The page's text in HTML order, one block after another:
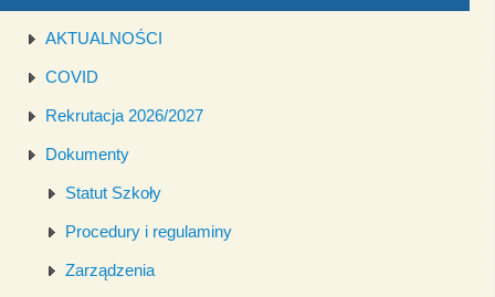
AKTUALNOŚCI
COVID
Rekrutacja 2026/2027
Dokumenty
Statut Szkoły
Procedury i regulaminy
Zarządzenia